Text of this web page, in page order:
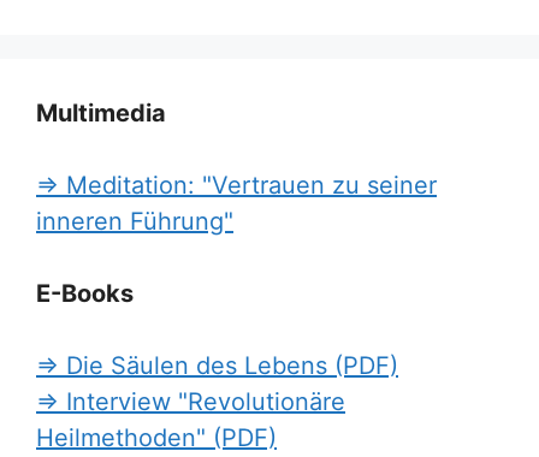
Multimedia
=> Meditation: "Vertrauen zu seiner
inneren Führung"
E-Books
=> Die Säulen des Lebens (PDF)
=> Interview "Revolutionäre
Heilmethoden" (PDF)